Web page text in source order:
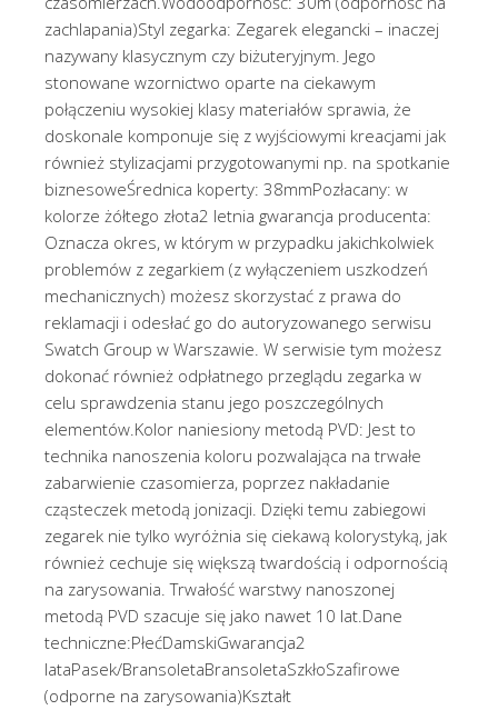
zachlapania)Styl zegarka: Zegarek elegancki – inaczej
nazywany klasycznym czy biżuteryjnym. Jego
stonowane wzornictwo oparte na ciekawym
połączeniu wysokiej klasy materiałów sprawia, że
doskonale komponuje się z wyjściowymi kreacjami jak
również stylizacjami przygotowanymi np. na spotkanie
biznesoweŚrednica koperty: 38mmPozłacany: w
kolorze żółtego złota2 letnia gwarancja producenta:
Oznacza okres, w którym w przypadku jakichkolwiek
problemów z zegarkiem (z wyłączeniem uszkodzeń
mechanicznych) możesz skorzystać z prawa do
reklamacji i odesłać go do autoryzowanego serwisu
Swatch Group w Warszawie. W serwisie tym możesz
dokonać również odpłatnego przeglądu zegarka w
celu sprawdzenia stanu jego poszczególnych
elementów.Kolor naniesiony metodą PVD: Jest to
technika nanoszenia koloru pozwalająca na trwałe
zabarwienie czasomierza, poprzez nakładanie
cząsteczek metodą jonizacji. Dzięki temu zabiegowi
zegarek nie tylko wyróżnia się ciekawą kolorystyką, jak
również cechuje się większą twardością i odpornością
na zarysowania. Trwałość warstwy nanoszonej
metodą PVD szacuje się jako nawet 10 lat.Dane
techniczne:PłećDamskiGwarancja2
lataPasek/BransoletaBransoletaSzkłoSzafirowe
(odporne na zarysowania)Kształt